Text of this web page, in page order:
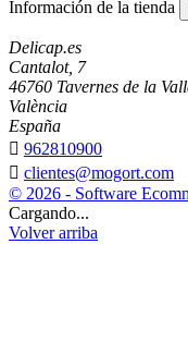
Información de la tienda
Delicap.es
Cantalot, 7
46760 Tavernes de la
València
España
 962810900
 clientes@mogort.com
© 2026 - Software
Cargando...
Volver arriba